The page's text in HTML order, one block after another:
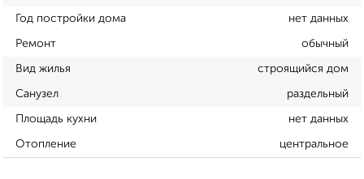
Год постройки дома нет данных
Ремонт обычный
Вид жилья строящийся дом
Санузел раздельный
Площадь кухни нет данных
Отопление центральное